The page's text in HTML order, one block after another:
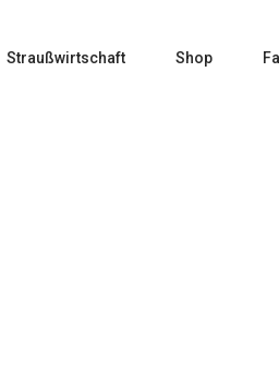
Straußwirtschaft Shop